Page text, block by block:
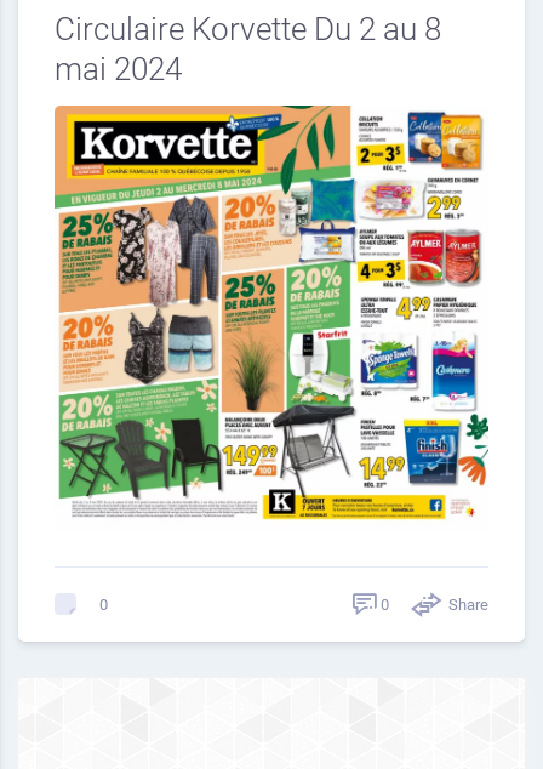
Circulaire Korvette Du 2 au 8
mai 2024
0 0 Share